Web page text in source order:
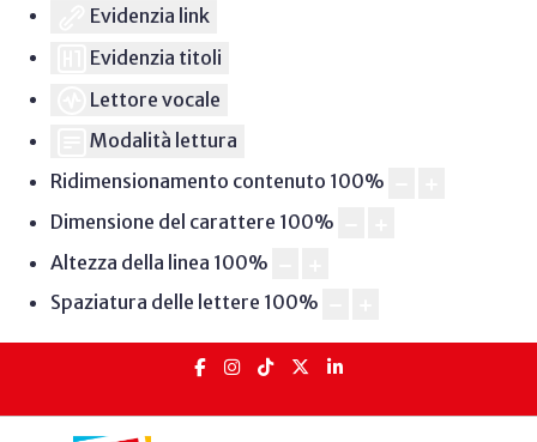
Evidenzia link
Evidenzia titoli
Lettore vocale
Modalità lettura
Ridimensionamento contenuto 100%
Dimensione del carattere 100%
Altezza della linea 100%
Spaziatura delle lettere 100%